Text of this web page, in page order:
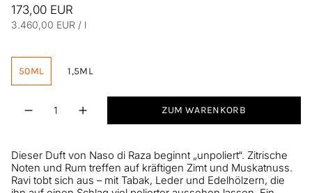
173,00 EUR
Einheitspreis
3.460,00 EUR /pro
l
50ML 1,5ML
ZUM WARENKORB
Dieser Duft von Naso di Raza beginnt „unpoliert“. Zitrische
Noten und Rum treffen auf kräftigen Zimt und Muskatnuss.
Ravi tobt sich aus – mit Tabak, Leder und Edelhölzern, die